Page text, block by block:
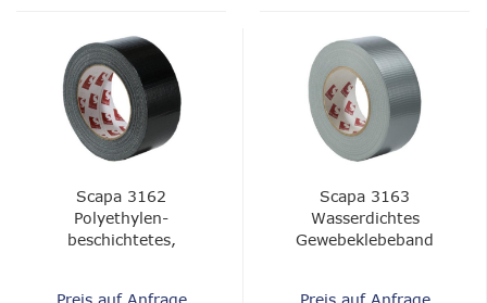
Scapa 3162
Polyethylen-
beschichtetes,
Preis auf Anfrage
Scapa 3163
Wasserdichtes
Gewebeklebeband
Preis auf Anfrage